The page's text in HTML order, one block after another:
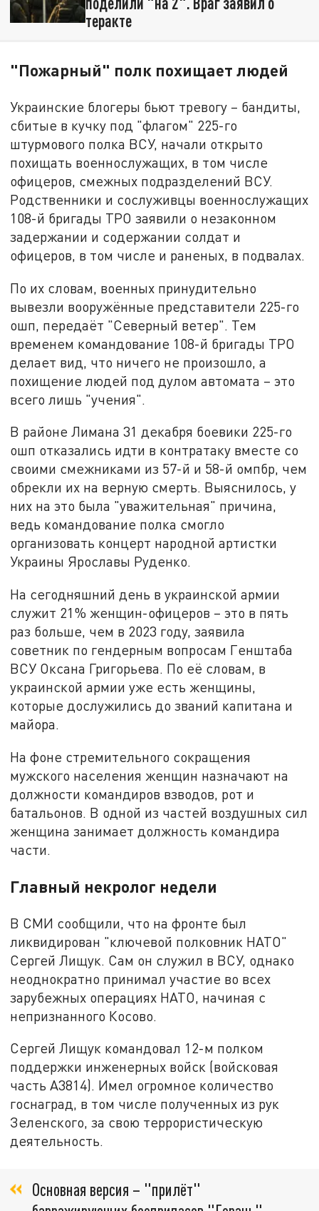
теракте
"Пожарный" полк похищает людей
Украинские блогеры бьют тревогу – бандиты,
сбитые в кучку под "флагом" 225-го
штурмового полка ВСУ, начали открыто
похищать военнослужащих, в том числе
офицеров, смежных подразделений ВСУ.
Родственники и сослуживцы военнослужащих
108-й бригады ТРО заявили о незаконном
задержании и содержании солдат и
офицеров, в том числе и раненых, в подвалах.
По их словам, военных принудительно
вывезли вооружённые представители 225-го
ошп, передаёт "Северный ветер". Тем
временем командование 108-й бригады ТРО
делает вид, что ничего не произошло, а
похищение людей под дулом автомата – это
всего лишь "учения".
В районе Лимана 31 декабря боевики 225-го
ошп отказались идти в контратаку вместе со
своими смежниками из 57-й и 58-й омпбр, чем
обрекли их на верную смерть. Выяснилось, у
них на это была "уважительная" причина,
ведь командование полка смогло
организовать концерт народной артистки
Украины Ярославы Руденко.
На сегодняшний день в украинской армии
служит 21% женщин-офицеров – это в пять
раз больше, чем в 2023 году, заявила
советник по гендерным вопросам Генштаба
ВСУ Оксана Григорьева. По её словам, в
украинской армии уже есть женщины,
которые дослужились до званий капитана и
майора.
На фоне стремительного сокращения
мужского населения женщин назначают на
должности командиров взводов, рот и
батальонов. В одной из частей воздушных сил
женщина занимает должность командира
части.
Главный некролог недели
В СМИ сообщили, что на фронте был
ликвидирован "ключевой полковник НАТО"
Сергей Лищук. Сам он служил в ВСУ, однако
неоднократно принимал участие во всех
зарубежных операциях НАТО, начиная с
непризнанного Косово.
Сергей Лищук командовал 12-м полком
поддержки инженерных войск (войсковая
часть А3814). Имел огромное количество
госнаград, в том числе полученных из рук
Зеленского, за свою террористическую
деятельность.
Основная версия – "прилёт"